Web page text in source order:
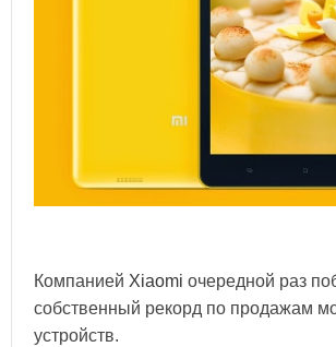
Компанией Xiaomi очередной раз
собственный рекорд по продажам
устройств.